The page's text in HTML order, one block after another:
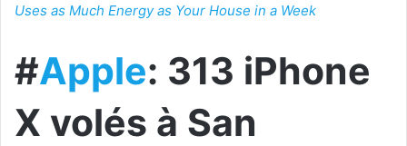
Uses as Much Energy as Your House in a Week
#Apple: 313 iPhone
X volés à San